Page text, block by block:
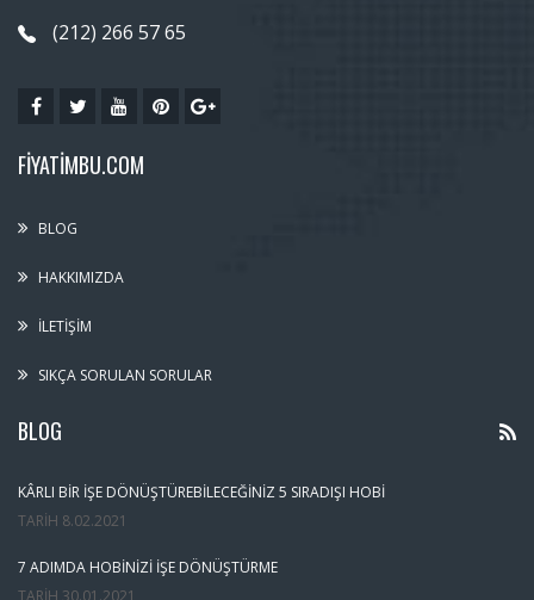
(212) 266 57 65
FIYATIMBU.COM
BLOG
HAKKIMIZDA
İLETIŞIM
SIKÇA SORULAN SORULAR
BLOG
KÂRLI BIR İŞE DÖNÜŞTÜREBILECEĞINIZ 5 SIRADIŞI HOBI
TARIH 8.02.2021
7 ADIMDA HOBINIZI İŞE DÖNÜŞTÜRME
TARIH 30.01.2021